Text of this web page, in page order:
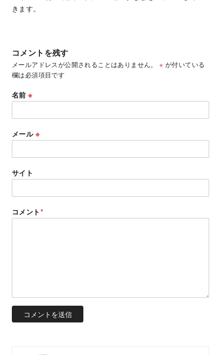
きます。
コメントを残す
メールアドレスが公開されることはありません。 ※ が付いている
欄は必須項目です
名前※
メール ※
サイト
コメント*